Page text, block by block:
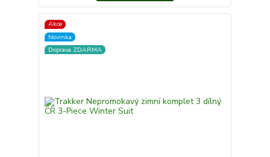
Akce
Novinka
Doprava ZDARMA